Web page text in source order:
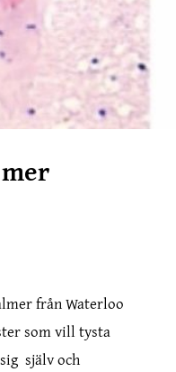
från Waterloo
som vill tysta
själv och